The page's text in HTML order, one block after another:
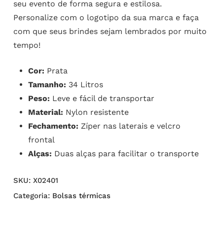
seu evento de forma segura e estilosa.
Personalize com o logotipo da sua marca e faça
com que seus brindes sejam lembrados por muito
tempo!
Cor: Prata
Tamanho: 34 Litros
Peso: Leve e fácil de transportar
Material: Nylon resistente
Fechamento: Zíper nas laterais e velcro
frontal
Alças: Duas alças para facilitar o transporte
SKU: X02401
Categoria: Bolsas térmicas